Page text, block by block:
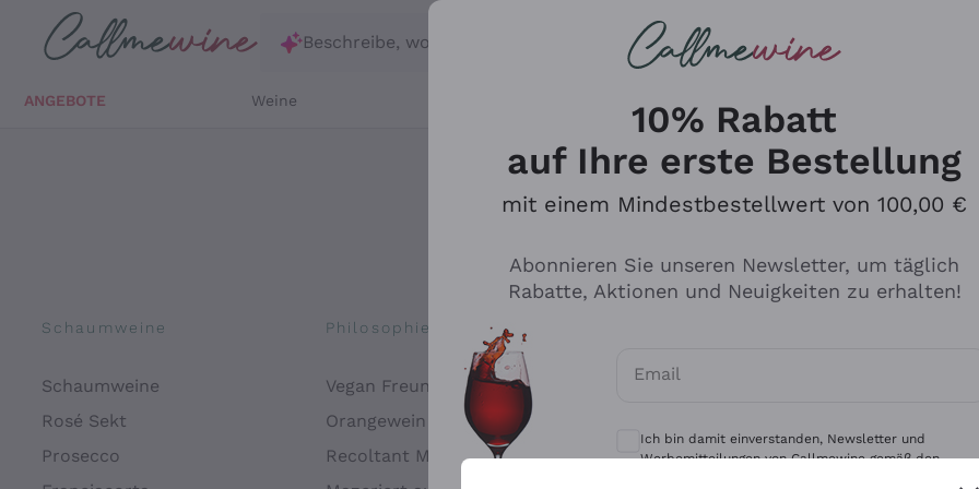
Zum Hauptinhalt springen
Beschreibe, wonach du suchst
ANGEBOTE Weine
Schaumweine
Schaumweine
Rosé Sekt
Prosecco
Philosophien
Vegan Freundlich
Orangewein
Recoltant Manipulant
Antinori
Ca' del Bosco
Gavi
10% Rabatt
auf Ihre erste Bestellung
mit einem Mindestbestellwert von 100,00 €
Abonnieren Sie unseren Newsletter, um täglich
Rabatte, Aktionen und Neuigkeiten zu erhalten!
Email
Optionale Einwilligungen zum Erhalt von
Ich bin damit einverstanden, Newsletter und
Werbemitteilungen von Callmewine gemäß den -